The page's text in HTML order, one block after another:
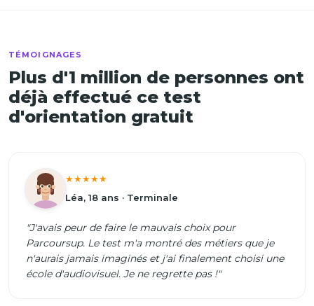
TÉMOIGNAGES
Plus d'1 million de personnes ont
déjà effectué ce test
d'orientation gratuit
★★★★★
Léa, 18 ans · Terminale
"J'avais peur de faire le mauvais choix pour
Parcoursup. Le test m'a montré des métiers que je
n'aurais jamais imaginés et j'ai finalement choisi une
école d'audiovisuel. Je ne regrette pas !"